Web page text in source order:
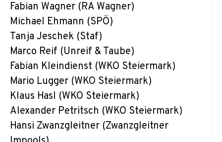
Fabian Wagner (RA Wagner)
Michael Ehmann (SPÖ)
Tanja Jeschek (Staf)
Marco Reif (Unreif & Taube)
Fabian Kleindienst (WKO Steiermark)
Mario Lugger (WKO Steiermark)
Klaus Hasl (WKO Steiermark)
Alexander Petritsch (WKO Steiermark)
Hansi Zwanzgleitner (Zwanzgleitner